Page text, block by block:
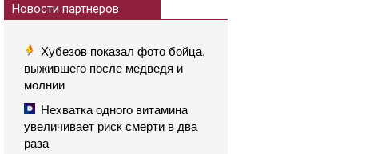
Новости партнеров
Хубезов показал фото бойца,
выжившего после медведя и
молнии
Нехватка одного витамина
увеличивает риск смерти в два
раза